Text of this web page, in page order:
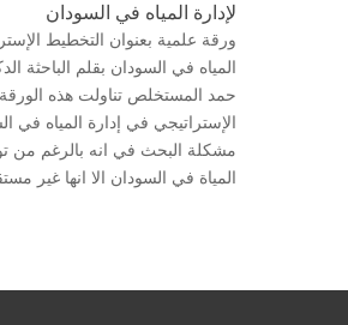
لإدارة المياه في السودان
ورقة علمية بعنوان التخطيط
المياه في السودان بقلم الباحثة
حمد المستخلص تناولت هذه
الإستراتيجي في إدارة المياه في
مشكلة البحث في انه بالرغم من
المياة في السودان الا انها غير